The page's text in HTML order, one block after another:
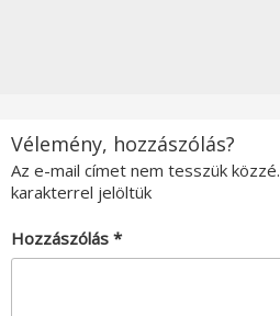
Vélemény, hozzászólás?
Az e-mail címet nem tesszük közzé.
karakterrel jelöltük
Hozzászólás *